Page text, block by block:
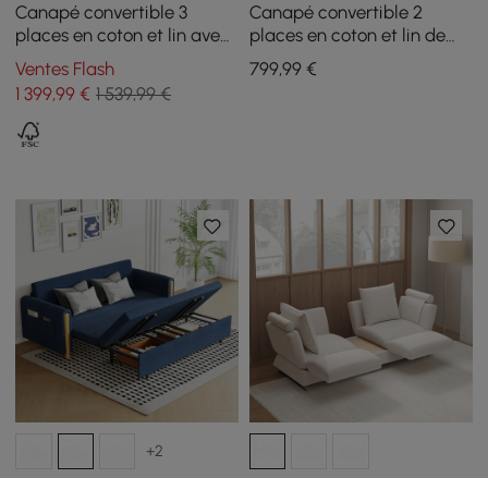
Canapé convertible 3
places en coton et lin avec
oreillers, 200 cm
Ventes Flash
1 399,99 € 1 539,99 €
Canapé convertible 2
places en coton et lin de
154 cm avec rangement
799,99€
+2